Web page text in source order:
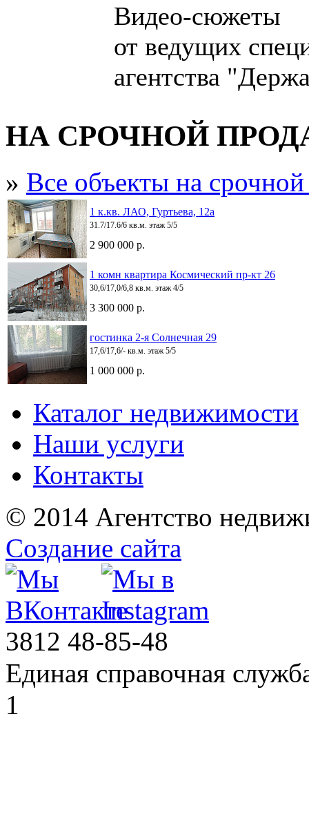
Видео-сюжеты
от ведущих
агентства
НА СРОЧНОЙ
» Все объекты на
1 к.кв. ЛАО, Гуртьева, 12а
31.7/17.6/6 кв.м. этаж 5/5
2 900 000 р.
1 комн квартира Космический пр-кт 26
30,6/17,0/6,8 кв.м. этаж 4/5
3 300 000 р.
гостинка 2-я Солнечная 29
17,6/17,6/- кв.м. этаж 5/5
1 000 000 р.
Каталог недвижимости
Наши услуги
Контакты
© 2014 Агентство
Создание сайта
3812 48-85-48
Единая справочная
1